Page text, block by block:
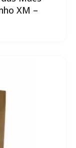
XM –